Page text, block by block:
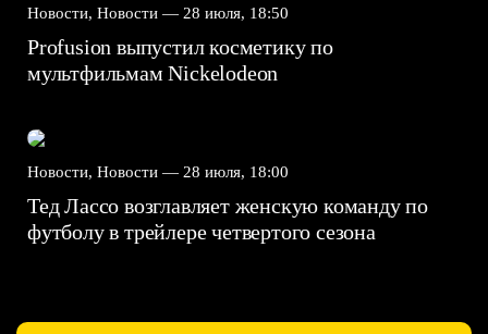
Новости, Новости — 28 июля, 18:50
Profusion выпустил косметику по
мультфильмам Nickelodeon
Новости, Новости — 28 июля, 18:00
Тед Лассо возглавляет женскую команду по
футболу в трейлере четвертого сезона